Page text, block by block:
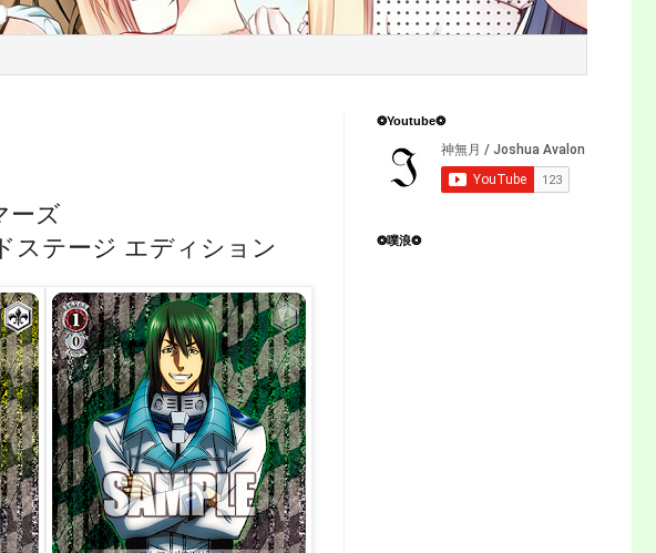
ーズ
ステージ エディション
❂Youtube❂
❂噗浪❂